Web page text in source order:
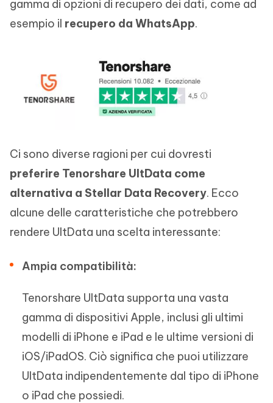
gamma di opzioni di recupero dei dati, come ad
esempio il recupero da WhatsApp.
Ci sono diverse ragioni per cui dovresti
preferire Tenorshare UltData come
alternativa a Stellar Data Recovery. Ecco
alcune delle caratteristiche che potrebbero
rendere UltData una scelta interessante:
Ampia compatibilità:
Tenorshare UltData supporta una vasta
gamma di dispositivi Apple, inclusi gli ultimi
modelli di iPhone e iPad e le ultime versioni di
iOS/iPadOS. Ciò significa che puoi utilizzare
UltData indipendentemente dal tipo di iPhone
o iPad che possiedi.